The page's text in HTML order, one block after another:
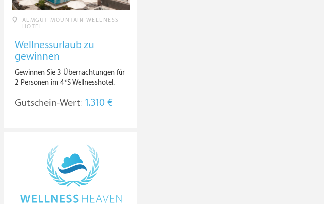
ALMGUT MOUNTAIN WELLNESS
HOTEL
Wellnessurlaub zu
gewinnen
Gewinnen Sie 3 Übernachtungen für
2 Personen im 4*S Wellnesshotel.
Gutschein-Wert: 1.310 €